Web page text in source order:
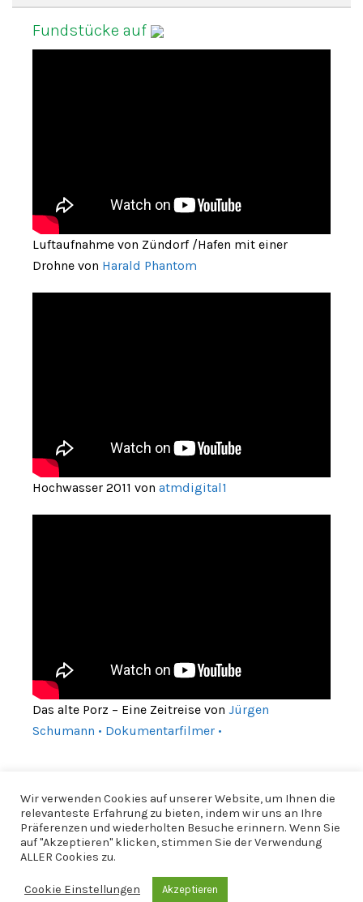
Fundstücke auf
Luftaufnahme von Zündorf /Hafen mit einer
Drohne von Harald Phantom
Hochwasser 2011 von atmdigital1
Das alte Porz – Eine Zeitreise von Jürgen
Schumann • Dokumentarfilmer •
Wir verwenden Cookies auf unserer Website, um Ihnen die
relevanteste Erfahrung zu bieten, indem wir uns an Ihre
Präferenzen und wiederholten Besuche erinnern. Wenn Sie
auf "Akzeptieren" klicken, stimmen Sie der Verwendung
ALLER Cookies zu.
Cookie Einstellungen Akzeptieren